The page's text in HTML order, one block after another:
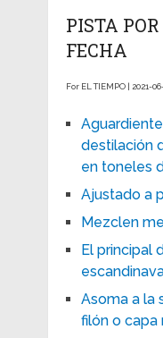
PISTA
FECHA
For EL TIEMPO | 2021-
destilación
en toneles
Ajustado a
Mezclen
El principal
Asoma a la
filón o capa